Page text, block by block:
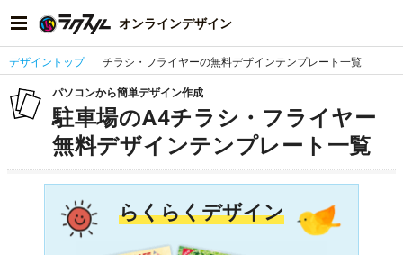
オンラインデザイン
デザイントップ チラシ・フライヤーの無料デザインテンプレート一覧
パソコンから簡単デザイン作成
駐車場のA4チラシ・フライヤー
無料デザインテンプレート一覧
らくらくデザイン